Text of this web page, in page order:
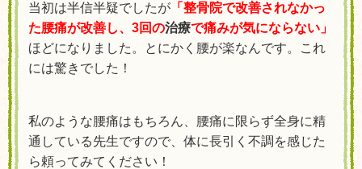
当初は半信半疑でしたが 「整骨院で改善されなかっ
た腰痛が改善し、3回の治療で痛みが気にならない」
ほどになりました。とにかく腰が楽なんです。これ
には驚きでした！
私のような腰痛はもちろん、腰痛に限らず全身に精
通している先生ですので、体に長引く不調を感じた
ら頼ってみてください！